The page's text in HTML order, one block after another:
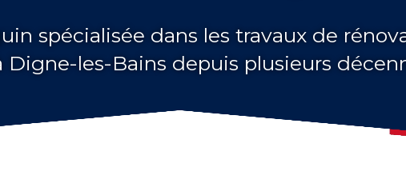
spécialisée dans les travaux de
Digne-les-Bains depuis plusieurs